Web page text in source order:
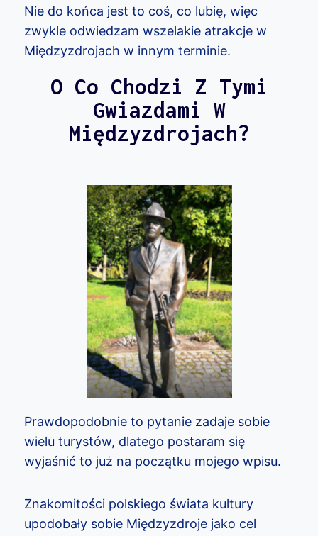
Nie do końca jest to coś, co lubię, więc
zwykle odwiedzam wszelakie atrakcje w
Międzyzdrojach w innym terminie.
O Co Chodzi Z Tymi
Gwiazdami W
Międzyzdrojach?
Prawdopodobnie to pytanie zadaje sobie
wielu turystów, dlatego postaram się
wyjaśnić to już na początku mojego wpisu.
Znakomitości polskiego świata kultury
upodobały sobie Międzyzdroje jako cel